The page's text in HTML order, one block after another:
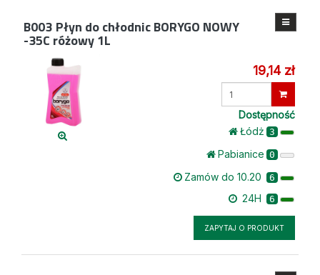
B003 Płyn do chłodnic BORYGO NOWY
-35C różowy 1L
19,14 zł
Dostępność
Łódż 3
Pabianice 0
Zamów do 10.20 6
24H 6
ZAPYTAJ O PRODUKT